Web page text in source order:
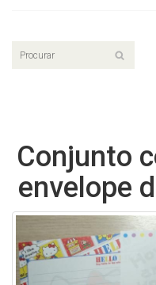
Conjunto
envelope